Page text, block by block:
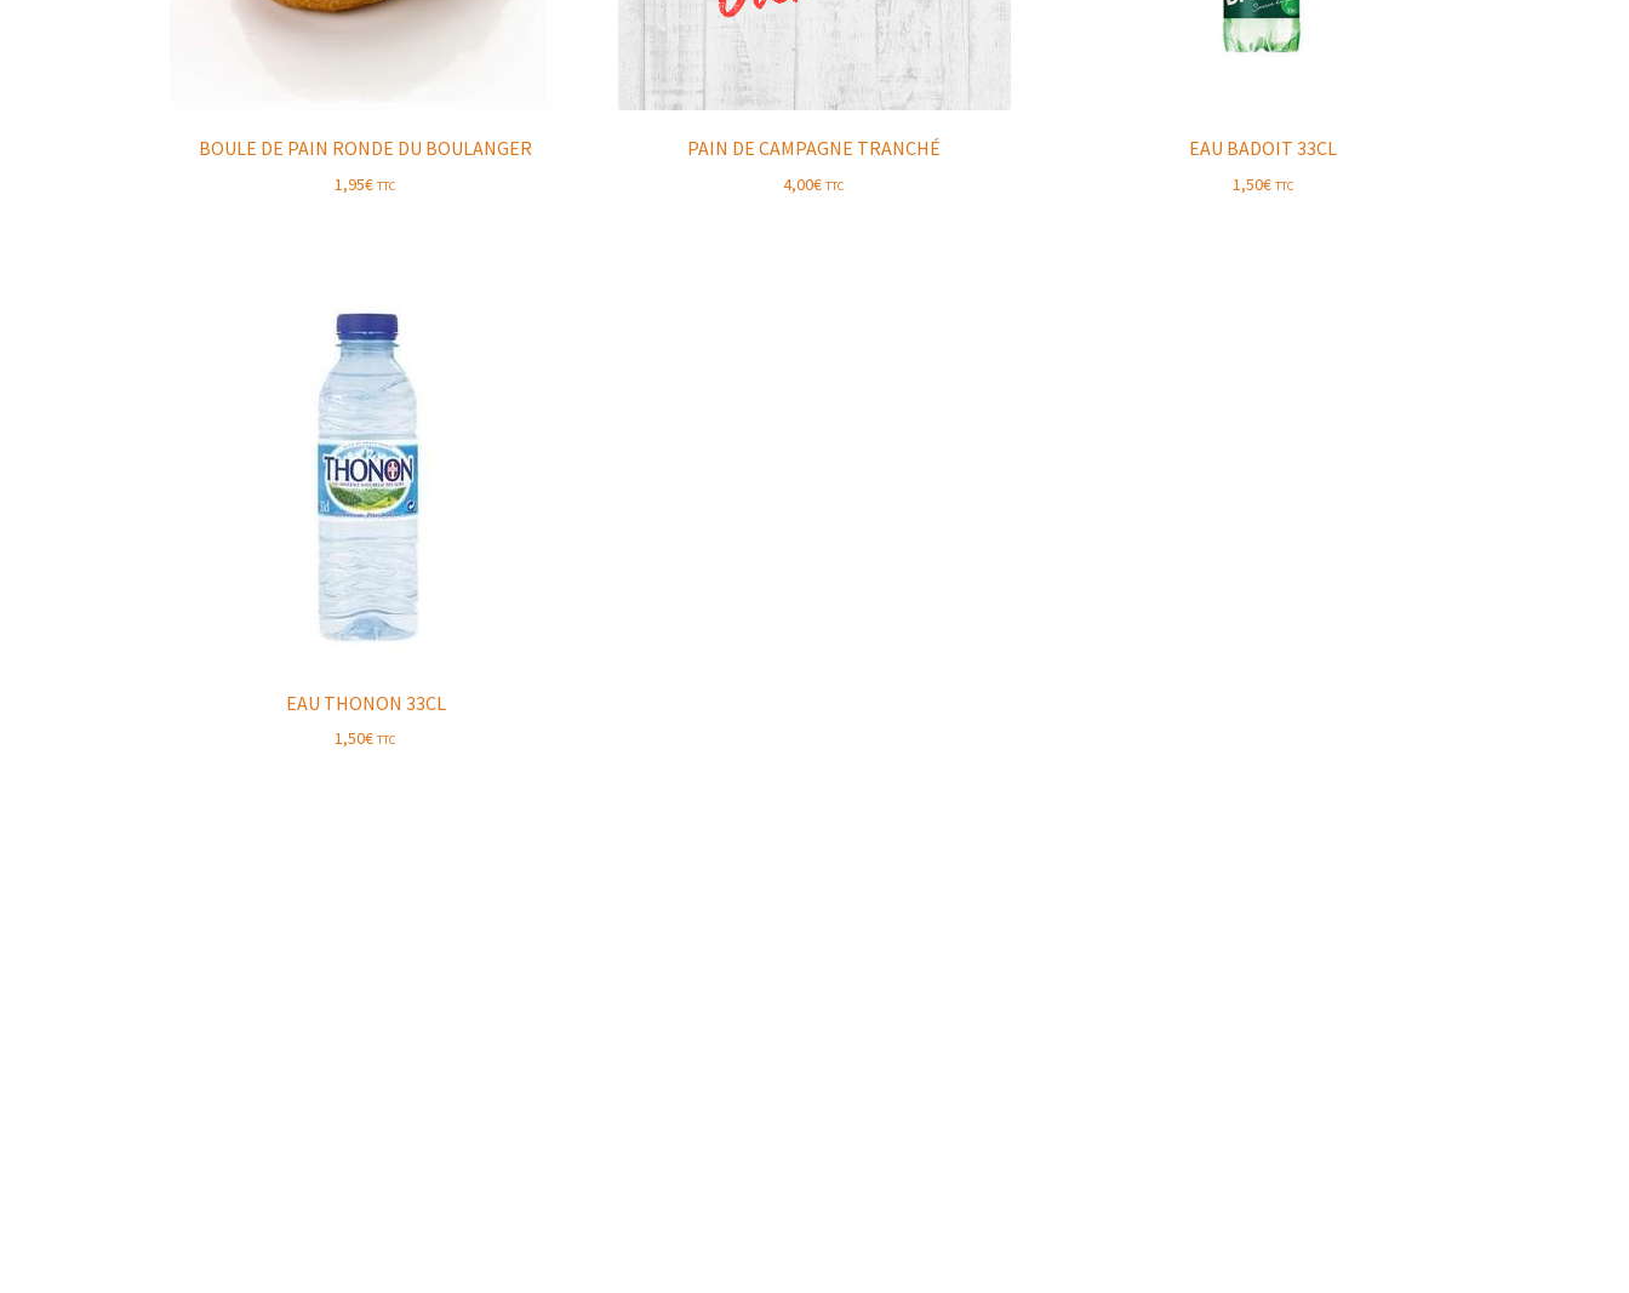
BOULE DE PAIN RONDE DU BOULANGER
1,95€ TTC
PAIN DE CAMPAGNE TRANCHÉ
4,00€ TTC
EAU BADOIT 33CL
1,50€ TTC
EAU THONON 33CL
1,50€ TTC